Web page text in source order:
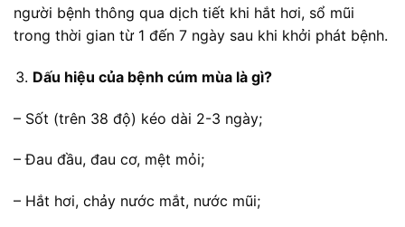
người bệnh thông qua dịch tiết khi hắt hơi, sổ mũi
trong thời gian từ 1 đến 7 ngày sau khi khởi phát bệnh.
Dấu hiệu của bệnh cúm mùa là gì?
– Sốt (trên 38 độ) kéo dài 2-3 ngày;
– Đau đầu, đau cơ, mệt mỏi;
– Hắt hơi, chảy nước mắt, nước mũi;